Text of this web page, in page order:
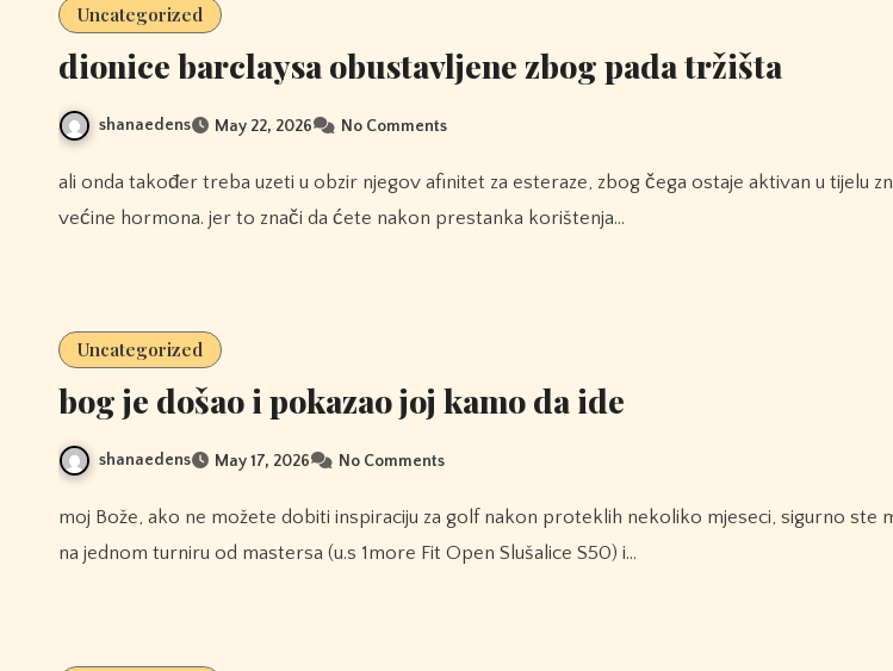
Uncategorized
dionice barclaysa obustavljene zbog pada tržišta
shanaedens May 22, 2026 No Comments
ali onda također treba uzeti u obzir njegov afinitet za esteraze, zbog čega ostaje aktivan u tijelu znatno dulje od
većine hormona. jer to znači da ćete nakon prestanka korištenja…
Uncategorized
bog je došao i pokazao joj kamo da ide
shanaedens May 17, 2026 No Comments
moj Bože, ako ne možete dobiti inspiraciju za golf nakon proteklih nekoliko mjeseci, sigurno ste mrtvi. tiger igra
na jednom turniru od mastersa (u.s 1more Fit Open Slušalice S50) i…